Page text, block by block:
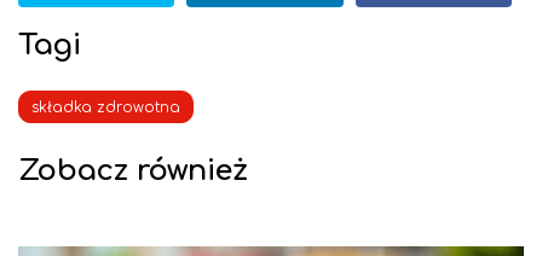
Tagi
składka zdrowotna
Zobacz również